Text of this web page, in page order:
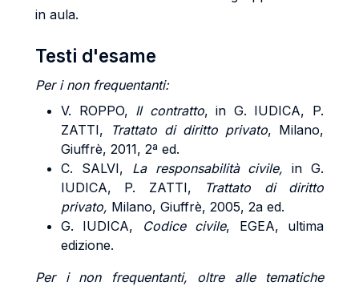
in aula.
Testi d'esame
Per i non frequentanti:
V. ROPPO, Il contratto, in G. IUDICA, P.
ZATTI,
Trattato di diritto privato, Milano,
Giuffrè, 2011, 2ª ed.
C. SALVI, La responsabilità civile, in G.
IUDICA, P. ZATTI,
Trattato di diritto
privato, Milano, Giuffrè, 2005, 2a ed.
G. IUDICA,
Codice civile, EGEA, ultima
edizione.
Per i non frequentanti, oltre alle tematiche